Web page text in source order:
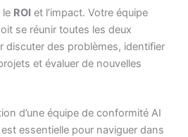
ROI et l’impact. Votre équipe
se réunir toutes les deux
discuter des problèmes, identifier
et évaluer de nouvelles
d’une équipe de conformité AI
essentielle pour naviguer dans